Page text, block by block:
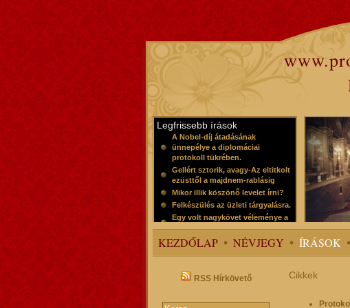
Legfrissebb írások
A Nobel-díj átadásának
ünnepélye a diplomáciai
protokoll tükrében.
Gellért sztorik, avagy-Az eltitkolt
ezüsttől a majdnem-rablásig
Mikor illik köszönő levelet írni?
Felkészülés az üzleti tárgyalásra.
Egy volt nagykövet véleménye a
protokollról
KEZDŐLAP NÉVJEGY ÍRÁSOK
RSS Hírkövető Cikkek
Protokoll